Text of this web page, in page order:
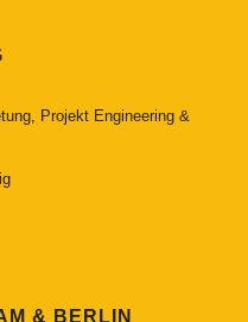
Projekt Engineering &
& BERLIN